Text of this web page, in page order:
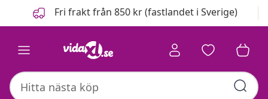
FöregåendeFri frakt från 850 kr (fastlandet i Sverige)